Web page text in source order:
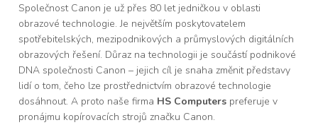
Společnost Canon je už přes 80 let jedničkou v oblasti
obrazové technologie. Je největším poskytovatelem
spotřebitelských, mezipodnikových a průmyslových digitálních
obrazových řešení. Důraz na technologii je součástí podnikové
DNA společnosti Canon – jejich cíl je snaha změnit představy
lidí o tom, čeho lze prostřednictvím obrazové technologie
dosáhnout. A proto naše firma HS Computers preferuje v
pronájmu kopírovacích strojů značku Canon.